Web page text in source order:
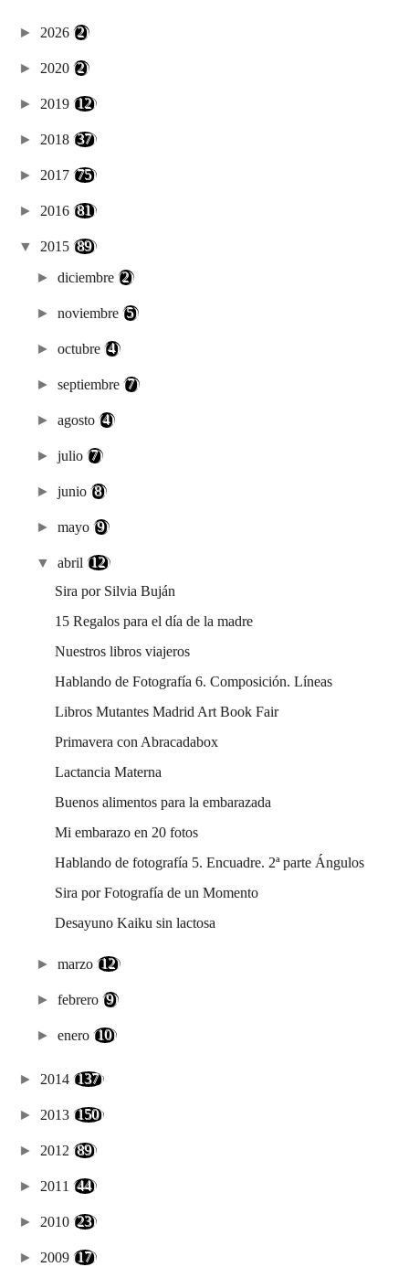
► 2026 (2)
► 2020 (2)
► 2019 (12)
► 2018 (37)
► 2017 (75)
► 2016 (81)
▼ 2015 (89)
►diciembre(2)
►noviembre(5)
►octubre(4)
►septiembre(7)
►agosto(4)
►julio(7)
►junio(8)
►mayo(9)
▼abril (12)
Sira por Silvia Buján
15 Regalos para el día de la madre
Nuestros libros viajeros
Hablando de Fotografía 6. Composición. Líneas
Libros Mutantes Madrid Art Book Fair
Primavera con Abracadabox
Lactancia Materna
Buenos alimentos para la embarazada
Mi embarazo en 20 fotos
Hablando de fotografía 5. Encuadre. 2ª parte Ángulos
Sira por Fotografía de un Momento
Desayuno Kaiku sin lactosa
►marzo (12)
►febrero(9)
►enero (10)
► 2014 (137)
► 2013 (150)
► 2012 (89)
► 2011 (44)
► 2010 (23)
► 2009 (17)